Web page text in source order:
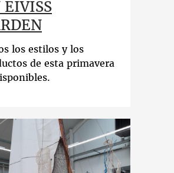
EIVISS
los estilos y los
de esta primavera